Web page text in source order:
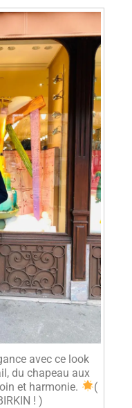
avec ce look
du chapeau aux
et harmonie.
(
! )